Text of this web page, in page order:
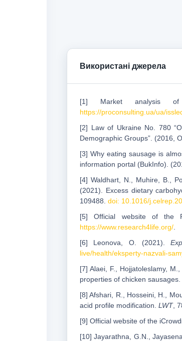
Використані джерела
[1] Market analysis
https://proconsulting.ua/ua/
[2] Law of Ukraine No. 780
Demographic Groups”. (2016,
[3] Why eating sausage is
information portal (BukInfo).
[4] Waldhart, N., Muhire, В.,
(2021). Excess dietary
109488. doi: 10.1016/
[5] Official website of the
https://www.research4life.org/
[6] Leonova, О. (2021).
live/health/eksperty-nazvali-
[7] Alaei, F., Hojjatoleslamy,
properties of chicken sausages.
[8] Afshari, R., Hosseini, H.,
acid profile modification. LWT,
[9] Official website of the
[10] Jayarathna, G.N.,